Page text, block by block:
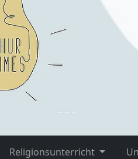
Religionsunterricht